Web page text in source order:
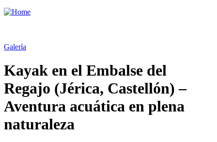
Galería
Kayak en el Embalse del
Regajo (Jérica, Castellón) –
Aventura acuática en plena
naturaleza